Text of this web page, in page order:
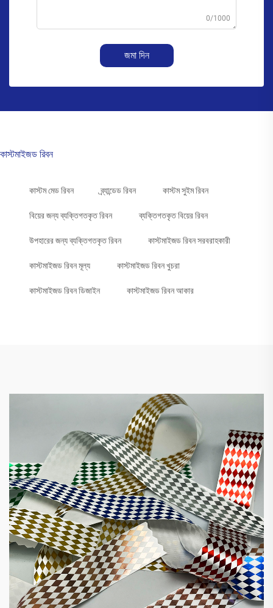
0/1000
জমা দিন
কাস্টমাইজড রিবন
কাস্টম মেড রিবন ব্র্যান্ডেড রিবন কাস্টম সুইম রিবন
বিয়ের জন্য ব্যক্তিগতকৃত রিবন ব্যক্তিগতকৃত বিয়ের রিবন
উপহারের জন্য ব্যক্তিগতকৃত রিবন কাস্টমাইজড রিবন সরবরাহকারী
কাস্টমাইজড রিবন মূল্য কাস্টমাইজড রিবন খুচরা
কাস্টমাইজড রিবন ডিজাইন কাস্টমাইজড রিবন আকার